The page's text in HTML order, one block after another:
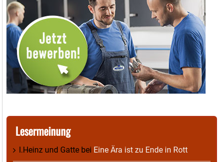
Lesermeinung
I.Heinz und Gatte bei Eine Ära ist zu Ende in Rott